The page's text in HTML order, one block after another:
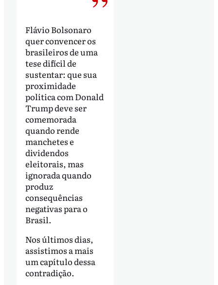
Flávio Bolsonaro
quer convencer os
brasileiros de uma
tese difícil de
sustentar: que sua
proximidade
política com Donald
Trump deve ser
comemorada
quando rende
manchetes e
dividendos
eleitorais, mas
ignorada quando
produz
consequências
negativas para o
Brasil.
Nos últimos dias,
assistimos a mais
um capítulo dessa
contradição.